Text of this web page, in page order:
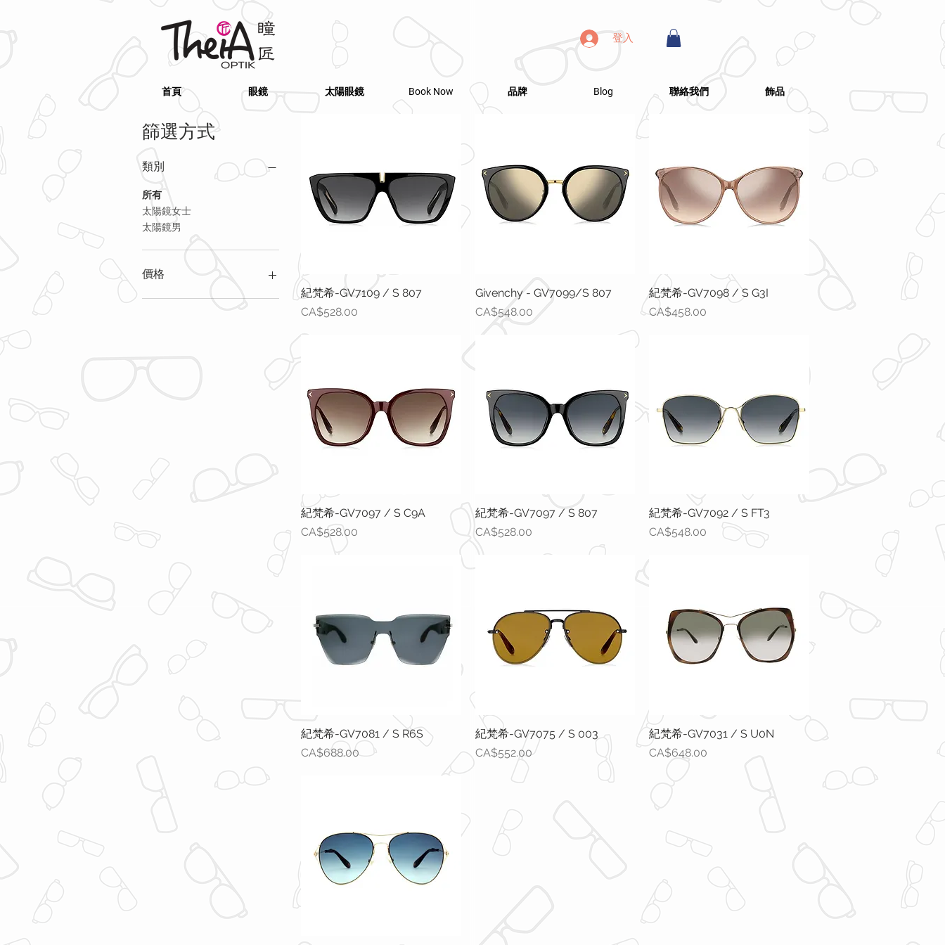
登入
首頁 眼鏡 太陽眼鏡 Book Now 品牌 Blog 聯絡我們 飾品
篩選方式
類別
所有
太陽鏡女士
太陽鏡男
價格
快速瀏覽
紀梵希-GV7109 / S 807
價格
CA$528.00
快速瀏覽
Givenchy - GV7099/S 807
價格
CA$548.00
快速瀏覽
紀梵希-GV7098 / S G3I
價格
CA$458.00
快速瀏覽
紀梵希-GV7097 / S C9A
價格
CA$528.00
快速瀏覽
紀梵希-GV7097 / S 807
價格
CA$528.00
快速瀏覽
紀梵希-GV7092 / S FT3
價格
CA$548.00
快速瀏覽
紀梵希-GV7081 / S R6S
價格
CA$688.00
快速瀏覽
紀梵希-GV7075 / S 003
價格
CA$552.00
快速瀏覽
紀梵希-GV7031 / S U0N
價格
CA$648.00